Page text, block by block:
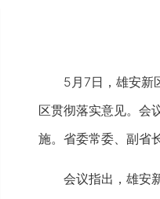
5月7日，雄安新区
区贯彻落实意见。会
施。省委常委、副省
会议指出，雄安新